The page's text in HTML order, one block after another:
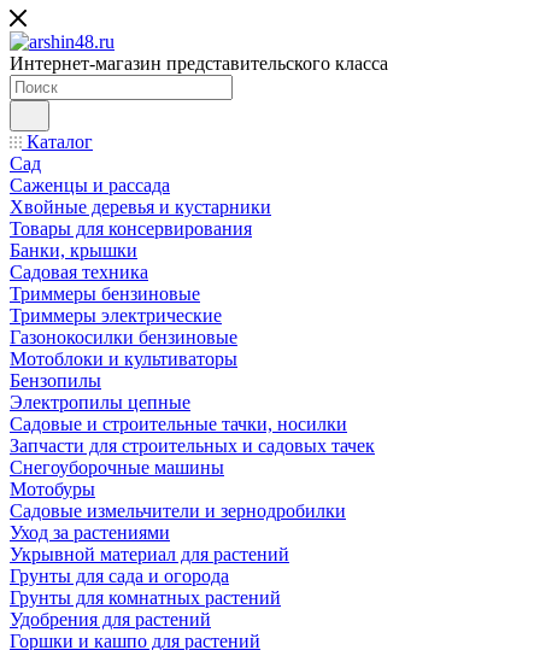
Интернет-магазин представительского класса
Каталог
Сад
Саженцы и рассада
Хвойные деревья и кустарники
Товары для консервирования
Банки, крышки
Садовая техника
Триммеры бензиновые
Триммеры электрические
Газонокосилки бензиновые
Мотоблоки и культиваторы
Бензопилы
Электропилы цепные
Садовые и строительные тачки, носилки
Запчасти для строительных и садовых тачек
Снегоуборочные машины
Мотобуры
Садовые измельчители и зернодробилки
Уход за растениями
Укрывной материал для растений
Грунты для сада и огорода
Грунты для комнатных растений
Удобрения для растений
Горшки и кашпо для растений